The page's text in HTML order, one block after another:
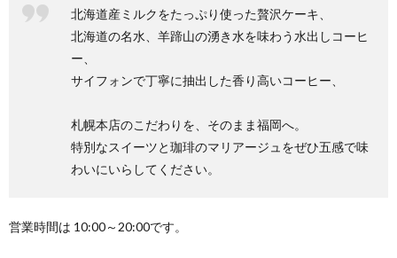
北海道産ミルクをたっぷり使った贅沢ケーキ、
北海道の名水、羊蹄山の湧き水を味わう水出しコーヒ
ー、
サイフォンで丁寧に抽出した香り高いコーヒー、
札幌本店のこだわりを、そのまま福岡へ。
特別なスイーツと珈琲のマリアージュをぜひ五感で味
わいにいらしてください。
営業時間は 10:00～20:00です。